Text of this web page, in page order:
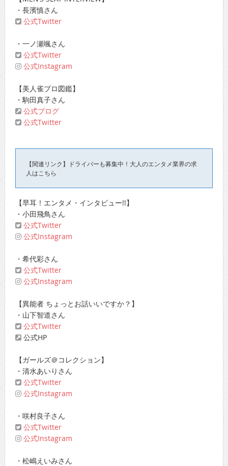
・長濱慎さん
公式Twitter
・一ノ瀬颯さん
公式Twitter
公式Instagram
【美人雀プロ図鑑】
・駒田真子さん
公式ブログ
公式Twitter
【関連リンク】ドライバーも募集中！大人のエンタメ業界の求
人はこちら
【早耳！エンタメ・インタビュー!!】
・小田飛鳥さん
公式Twitter
公式Instagram
・希代彩さん
公式Twitter
公式Instagram
【異能者 ちょっとお話いいですか？】
・山下智道さん
公式Twitter
公式HP
【ガールズ＠コレクション】
・清水あいりさん
公式Twitter
公式Instagram
・咲村良子さん
公式Twitter
公式Instagram
・松嶋えいみさん